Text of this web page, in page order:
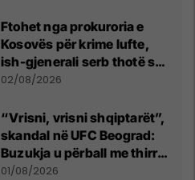
Ftohet nga prokuroria e
Kosovës për krime lufte,
ish-gjenerali serb thotë se
dikush e tradhtoi në
02/08/2026
“Vrisni, vrisni shqiptarët”,
skandal në UFC Beograd:
Buzukja u përball me thirrje
anti-shqiptare nga
01/08/2026